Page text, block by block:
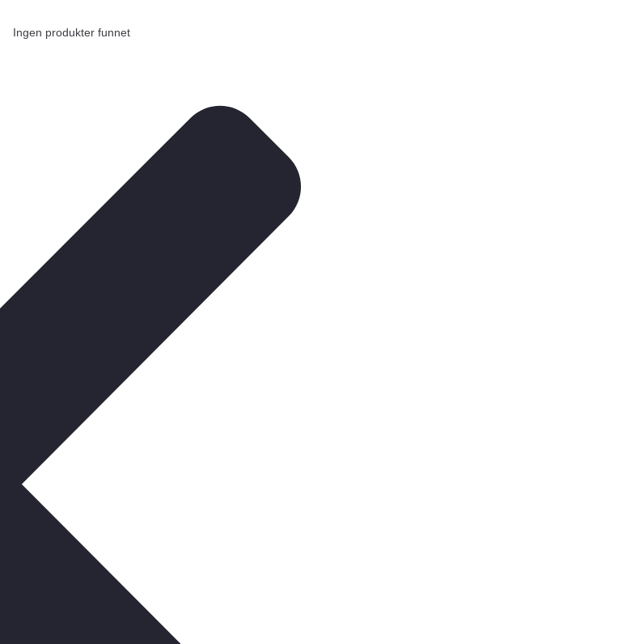
Ingen produkter funnet